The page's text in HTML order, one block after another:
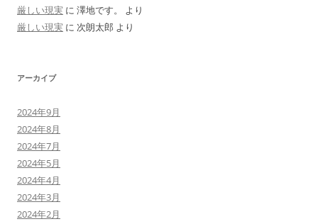
厳しい現実 に 澤地です。
より
厳しい現実 に 次朗太郎 より
アーカイブ
2024年9月
2024年8月
2024年7月
2024年5月
2024年4月
2024年3月
2024年2月